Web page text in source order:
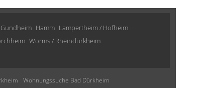
Gundheim Hamm Lampertheim / Hofheim
Worms / Rheindürkheim
Wohnungssuche Bad Dürkheim